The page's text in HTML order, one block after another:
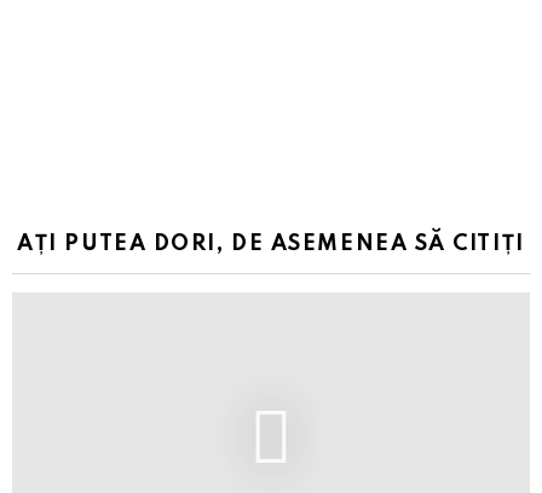
AȚI PUTEA DORI, DE ASEMENEA SĂ CITIȚI